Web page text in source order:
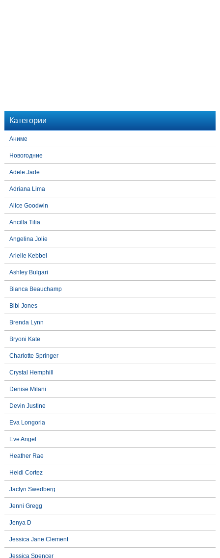
Категории
Аниме
Новогодние
Adele Jade
Adriana Lima
Alice Goodwin
Ancilla Tilia
Angelina Jolie
Arielle Kebbel
Ashley Bulgari
Bianca Beauchamp
Bibi Jones
Brenda Lynn
Bryoni Kate
Charlotte Springer
Crystal Hemphill
Denise Milani
Devin Justine
Eva Longoria
Eve Angel
Heather Rae
Heidi Cortez
Jaclyn Swedberg
Jenni Gregg
Jenya D
Jessica Jane Clement
Jessica Spencer